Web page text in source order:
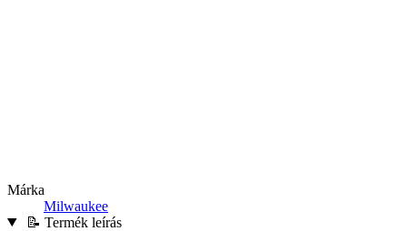
Márka
Milwaukee
📝 Termék leírás